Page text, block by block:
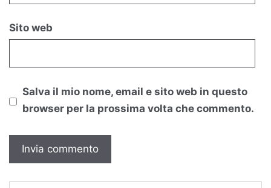
Sito web
Salva il mio nome, email e sito web in questo
browser per la prossima volta che commento.